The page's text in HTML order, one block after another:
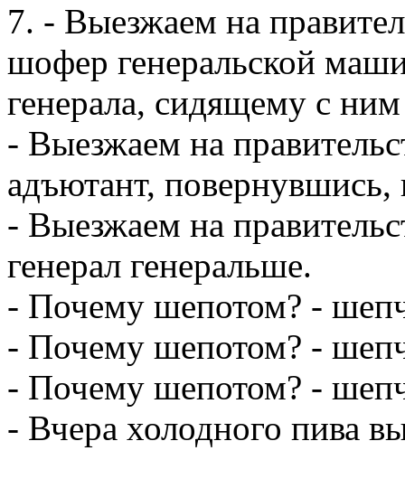
7. - Выезжаем на
шофер генеральской
генерала, сидящему с
- Выезжаем на
адъютант, повернувшись,
- Выезжаем на
генерал генеральше.
- Почему шепотом? -
- Почему шепотом? -
- Почему шепотом? -
- Вчера холодного пива